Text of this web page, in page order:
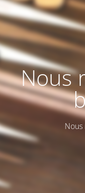
Nous